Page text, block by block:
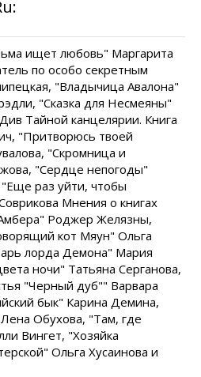
ищет любовь" Маргарита
по особо секретным
"Владычица Авалона"
"Сказка для Несмеяны"
Тайной канцелярии. Книга
"Притворюсь твоей
"Скромница и
"Сердце непогоды"
раз уйти, чтобы
Мнения о книгах
Роджер Желязны,
кот Мяун" Ольга
лорда Демона" Мария
ночи" Татьяна Серганова,
"Черный дуб"" Варвара
бык" Карина Демина,
Обухова, "Там, где
Вингет, "Хозяйка
Ольга Хусаинова и